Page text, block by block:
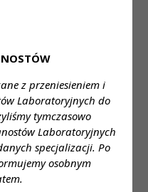
z przeniesieniem i
Laboratoryjnych do
tymczasowo
Laboratoryjnych
specjalizacji. Po
osobnym
VII